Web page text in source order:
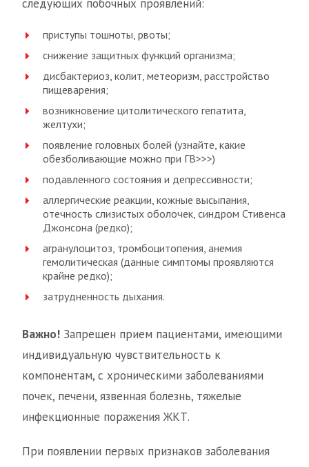
следующих побочных проявлений:
приступы тошноты, рвоты;
снижение защитных функций организма;
дисбактериоз, колит, метеоризм, расстройство
пищеварения;
возникновение цитолитического гепатита,
желтухи;
появление головных болей (узнайте, какие
обезболивающие можно при ГВ>>>)
подавленного состояния и депрессивности;
аллергические реакции, кожные высыпания,
отечность слизистых оболочек, синдром Стивенса
Джонсона (редко);
агранулоцитоз, тромбоцитопения, анемия
гемолитическая (данные симптомы проявляются
крайне редко);
затрудненность дыхания.
Важно! Запрещен прием пациентами, имеющими
индивидуальную чувствительность к
компонентам, с хроническими заболеваниями
почек, печени, язвенная болезнь, тяжелые
инфекционные поражения ЖКТ.
При появлении первых признаков заболевания